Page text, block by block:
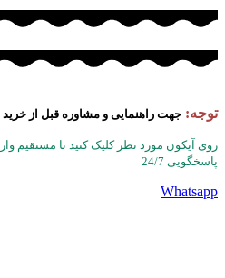
توجه: جهت راهنمایی و مشاوره قبل از
روی آیکون مورد نظر کلیک کنید تا مستقیم
پاسخگویی 24/7
Whatsapp